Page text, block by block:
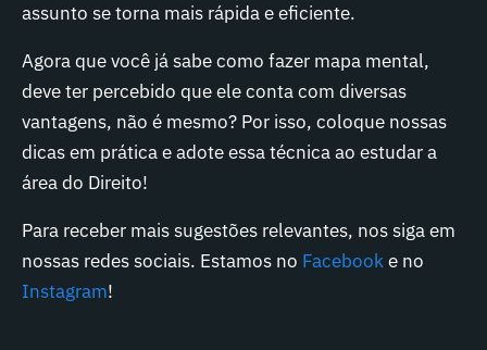
assunto se torna mais rápida e eficiente.
Agora que você já sabe como fazer mapa mental,
deve ter percebido que ele conta com diversas
vantagens, não é mesmo? Por isso, coloque nossas
dicas em prática e adote essa técnica ao estudar a
área do Direito!
Para receber mais sugestões relevantes, nos siga em
nossas redes sociais. Estamos no Facebooke no
Instagram!